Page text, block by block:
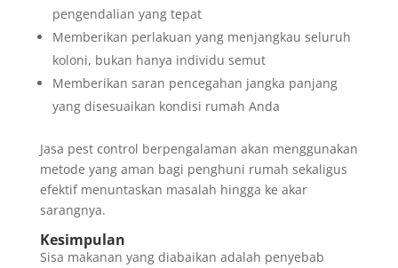
pengendalian yang tepat
Memberikan perlakuan yang menjangkau seluruh
koloni, bukan hanya individu semut
Memberikan saran pencegahan jangka panjang
yang disesuaikan kondisi rumah Anda
Jasa pest control berpengalaman akan menggunakan
metode yang aman bagi penghuni rumah sekaligus
efektif menuntaskan masalah hingga ke akar
sarangnya.
Kesimpulan
Sisa makanan yang diabaikan adalah penyebab